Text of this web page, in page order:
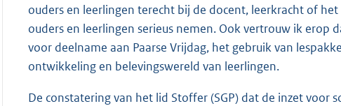
ouders en leerlingen terecht bij de docent, leerkracht of
ouders en leerlingen serieus nemen. Ook vertrouw ik erop
voor deelname aan Paarse Vrijdag, het gebruik van
ontwikkeling en belevingswereld van leerlingen.
De constatering van het lid Stoffer (SGP) dat de inzet